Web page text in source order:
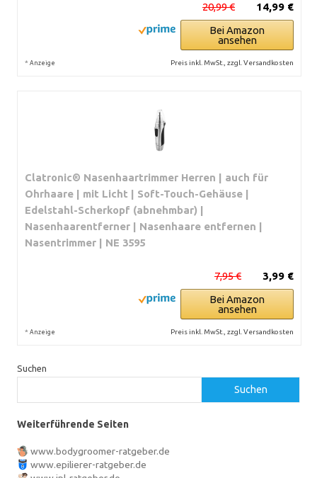
14,99 €
20,99 €
Bei Amazon
ansehen
* Anzeige Preis inkl. MwSt., zzgl. Versandkosten
Clatronic® Nasenhaartrimmer Herren | auch für
Ohrhaare | mit Licht | Soft-Touch-Gehäuse |
Edelstahl-Scherkopf (abnehmbar) |
Nasenhaarentferner | Nasenhaare entfernen |
Nasentrimmer | NE 3595
3,99 €
7,95 €
Bei Amazon
ansehen
* Anzeige Preis inkl. MwSt., zzgl. Versandkosten
Suchen
Suchen
Weiterführende Seiten
www.bodygroomer-ratgeber.de
www.epilierer-ratgeber.de